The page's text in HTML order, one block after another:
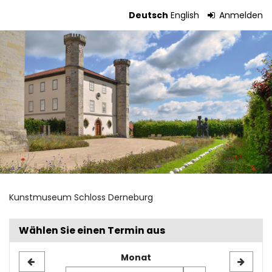
Inhalt
springen
Deutsch English Anmelden
Tickets
Kunstmuseum Schloss Derneburg
Wählen Sie einen Termin aus
Monat